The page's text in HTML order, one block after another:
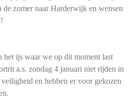
zomer naar Harderwijk en wensen
het ijs waar we op dit moment last
a.s. zondag 4 januari niet rijden in
en hebben er voor gekozen